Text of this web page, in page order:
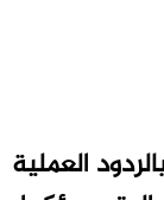
العملية